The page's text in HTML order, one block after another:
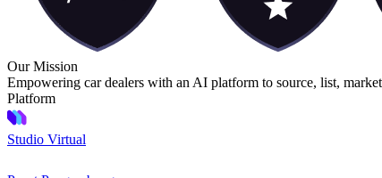
Our Mission
Empowering car dealers with an AI platform to source, list,
Platform
Studio Virtual